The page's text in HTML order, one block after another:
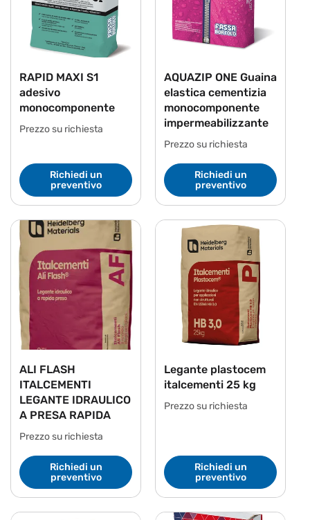
RAPID MAXI S1
adesivo
monocomponente
Prezzo su richiesta
Richiedi un
preventivo
AQUAZIP ONE Guaina
elastica cementizia
monocomponente
impermeabilizzante
Prezzo su richiesta
Richiedi un
preventivo
ALI FLASH
ITALCEMENTI
LEGANTE IDRAULICO
A PRESA RAPIDA
Prezzo su richiesta
Richiedi un
preventivo
Legante plastocem
italcementi 25 kg
Prezzo su richiesta
Richiedi un
preventivo